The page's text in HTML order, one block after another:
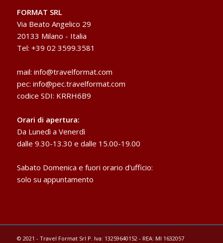
FORMAT SRL
Via Beato Angelico 29
20133 Milano - Italia
Tel: +39 02 3599.3581
mail: info@travelformat.com
pec: info@pec.travelformat.com
codice SDI: KRRH6B9
Orari di apertura:
Da Lunedì a Venerdì
dalle 9.30-13.30 e dalle 15.00-19.00
Sabato Domenica e fuori orario d'ufficio:
solo su appuntamento
© 2021 - Travel Format Srl P. Iva: 13259640152 - REA: MI 1632057